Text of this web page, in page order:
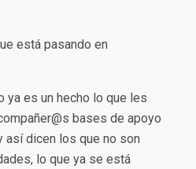
está pasando en
ya es un hecho lo que les
bases de apoyo
así dicen los que no son
lo que ya se está